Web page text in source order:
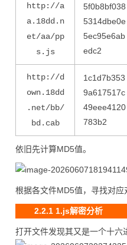
http://a
a.18dd.n
et/aa/pp
s.js
5f0b8bf038
5314dbe0e
5ec95e6ab
edc2
http://d
own.18dd
.net/bb/
bd.cab
1c1d7b353
9a617517c
49eee4120
783b2
依旧先计算MD5值。
根据各文件MD5值，寻找对应
2.2.1 1.js解密分析
打开文件发现其又是一个十六